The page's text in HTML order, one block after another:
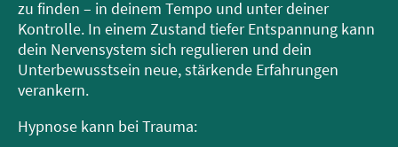
zu finden – in deinem Tempo und unter deiner
Kontrolle. In einem Zustand tiefer Entspannung kann
dein Nervensystem sich regulieren und dein
Unterbewusstsein neue, stärkende Erfahrungen
verankern.
Hypnose kann bei Trauma: